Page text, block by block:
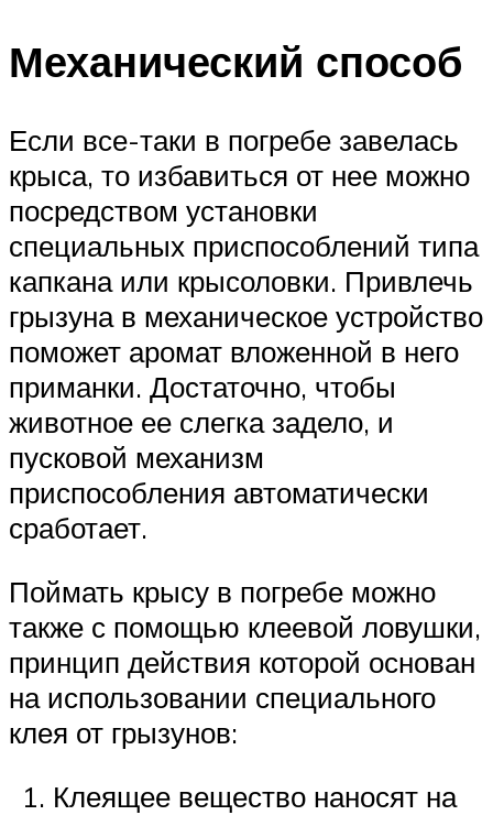
Механический способ
Если все-таки в погребе завелась
крыса, то избавиться от нее можно
посредством установки
специальных приспособлений типа
капкана или крысоловки. Привлечь
грызуна в механическое устройство
поможет аромат вложенной в него
приманки. Достаточно, чтобы
животное ее слегка задело, и
пусковой механизм
приспособления автоматически
сработает.
Поймать крысу в погребе можно
также с помощью клеевой ловушки,
принцип действия которой основан
на использовании специального
клея от грызунов:
Клеящее вещество наносят на